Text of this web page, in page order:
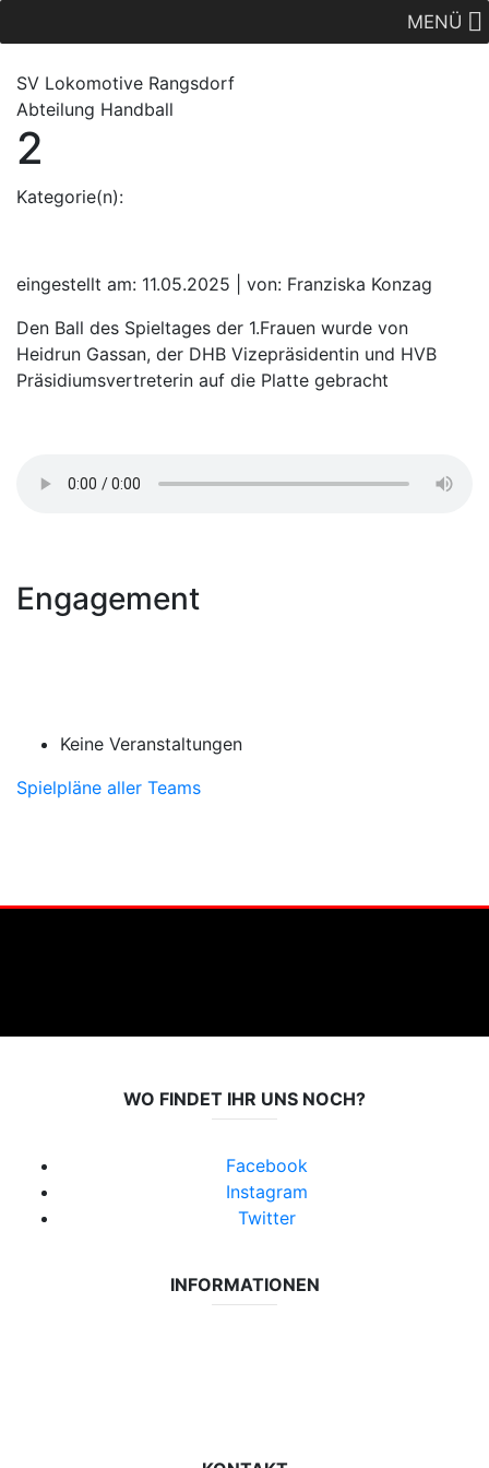
MENÜ
SV Lokomotive Rangsdorf
Abteilung Handball
2
Kategorie(n):
eingestellt am: 11.05.2025 | von: Franziska Konzag
Den Ball des Spieltages der 1.Frauen wurde von
Heidrun Gassan, der DHB Vizepräsidentin und HVB
Präsidiumsvertreterin auf die Platte gebracht
Engagement
Keine Veranstaltungen
Spielpläne aller Teams
WO FINDET IHR UNS NOCH?
Facebook
Instagram
Twitter
INFORMATIONEN